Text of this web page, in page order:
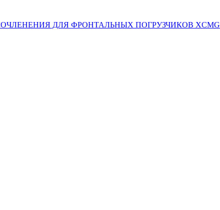
ДЛЯ ФРОНТАЛЬНЫХ ПОГРУЗЧИКОВ XCMG